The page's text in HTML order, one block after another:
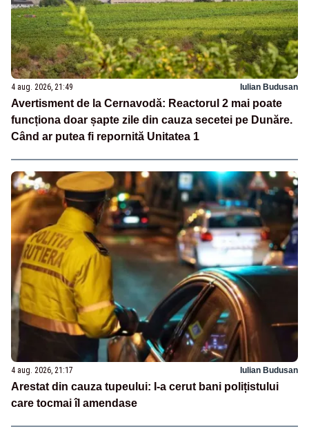
4 aug. 2026, 21:49 Iulian Budusan
Avertisment de la Cernavodă: Reactorul 2 mai poate
funcționa doar șapte zile din cauza secetei pe Dunăre.
Când ar putea fi repornită Unitatea 1
4 aug. 2026, 21:17 Iulian Budusan
Arestat din cauza tupeului: I-a cerut bani polițistului
care tocmai îl amendase